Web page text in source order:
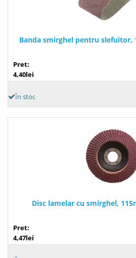
Banda smirghel pentru slefuitor,
Pret:
4,40lei
În stoc
Disc lamelar cu smirghel,
Pret:
4,47lei